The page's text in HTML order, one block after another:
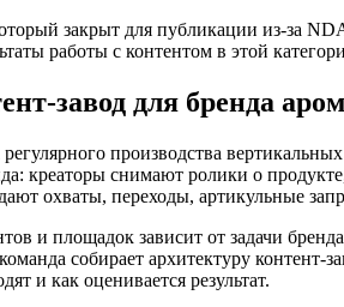
закрыт для публикации из-за
работы с контентом в этой
завод для бренда
производства
креаторы снимают ролики о
охваты, переходы, артикульные
и площадок зависит от задачи
собирает архитектуру
и как оценивается результат.